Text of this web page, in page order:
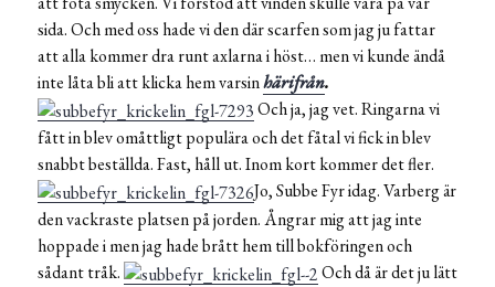
sida. Och med oss hade vi den där scarfen som jag ju fattar
att alla kommer dra runt axlarna i höst… men vi kunde ändå
inte låta bli att klicka hem varsinhärifrån.
Och ja, jag vet. Ringarna vi
fått in blev omåttligt populära och det fåtal vi fick in blev
snabbt beställda. Fast, håll ut. Inom kort kommer det fler.
Jo, Subbe Fyr idag. Varberg är
den vackraste platsen på jorden. Ångrar mig att jag inte
hoppade i men jag hade brått hem till bokföringen och
sådant tråk.
Och då är det ju lätt